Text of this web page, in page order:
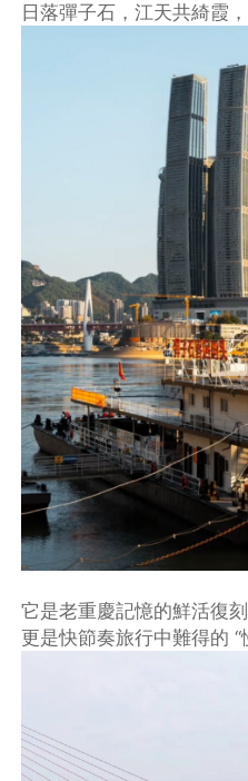
日落彈子石，江天共綺霞
它是老重慶記憶的鮮活復
更是快節奏旅行中難得的 “